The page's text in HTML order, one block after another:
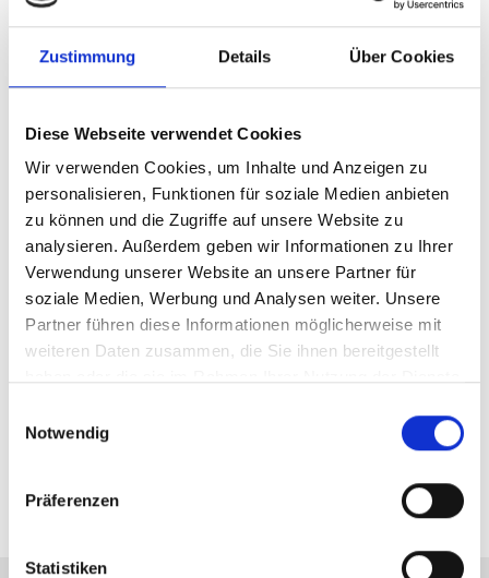
Zustimmung Details Über Cookies
Diese Webseite verwendet Cookies
Wir verwenden Cookies, um Inhalte und Anzeigen zu
personalisieren, Funktionen für soziale Medien anbieten
zu können und die Zugriffe auf unsere Website zu
analysieren. Außerdem geben wir Informationen zu Ihrer
Verwendung unserer Website an unsere Partner für
soziale Medien, Werbung und Analysen weiter. Unsere
Partner führen diese Informationen möglicherweise mit
weiteren Daten zusammen, die Sie ihnen bereitgestellt
Notwendig
Präferenzen
Statistiken